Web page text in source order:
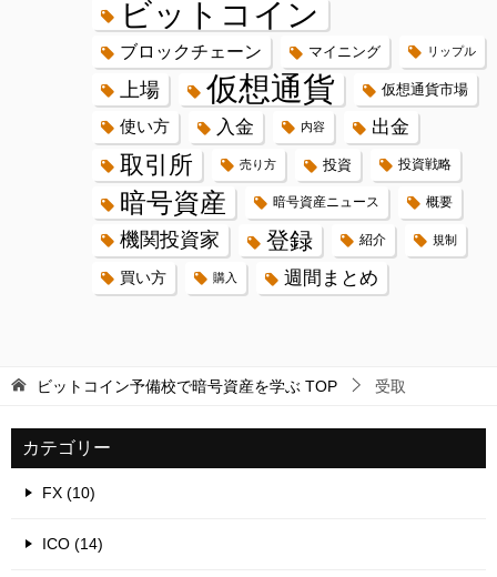
ビットコイン
ブロックチェーン マイニング リップル
上場 仮想通貨 仮想通貨市場
使い方 入金 内容 出金
取引所 売り方 投資 投資戦略
暗号資産 暗号資産ニュース 概要
機関投資家 登録 紹介 規制
買い方 購入 週間まとめ
ビットコイン予備校で暗号資産を学ぶ TOP 受取
カテゴリー
FX (10)
ICO (14)